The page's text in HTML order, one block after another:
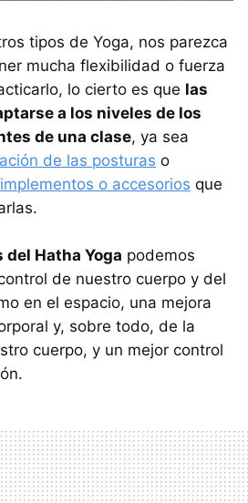
tipos de Yoga, nos parezca
mucha flexibilidad o fuerza
lo cierto es que las
a los niveles de los
de una clase, ya sea
de las posturas o
implementos o accesorios que
Hatha Yoga podemos
de nuestro cuerpo y del
en el espacio, una mejora
y, sobre todo, de la
cuerpo, y un mejor control